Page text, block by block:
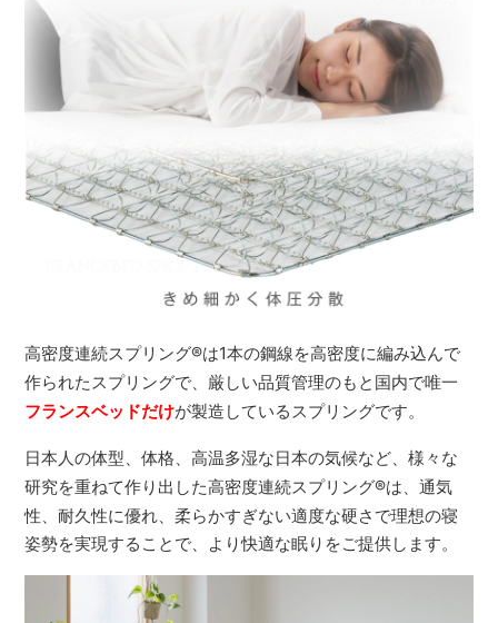
高密度連続スプリング®は1本の鋼線を高密度に編み込んで
作られたスプリングで、厳しい品質管理のもと国内で唯一
フランスベッドだけが製造しているスプリングです。
日本人の体型、体格、高温多湿な日本の気候など、様々な
研究を重ねて作り出した高密度連続スプリング®は、通気
性、耐久性に優れ、柔らかすぎない適度な硬さで理想の寝
姿勢を実現することで、より快適な眠りをご提供します。